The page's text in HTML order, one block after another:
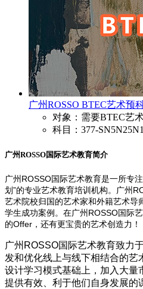
广州ROSSO BTEC艺术预
对象：需要BTEC艺
科目：377-SN5N25N1
广州ROSSO国际艺术教育简介
广州ROSSO国际艺术教育是一所专
划”的专业艺术教育培训机构。广州
艺术院校归国的艺术家和外籍艺术导
学生成功案例。在广州ROSSO国际
的Offer，还有更宝贵的艺术创造力！
广州ROSSO国际艺术教育致力
发和优化线上与线下相结合的
设计学习模式基础上，加入大量
提供有效、利于他们自身发展的